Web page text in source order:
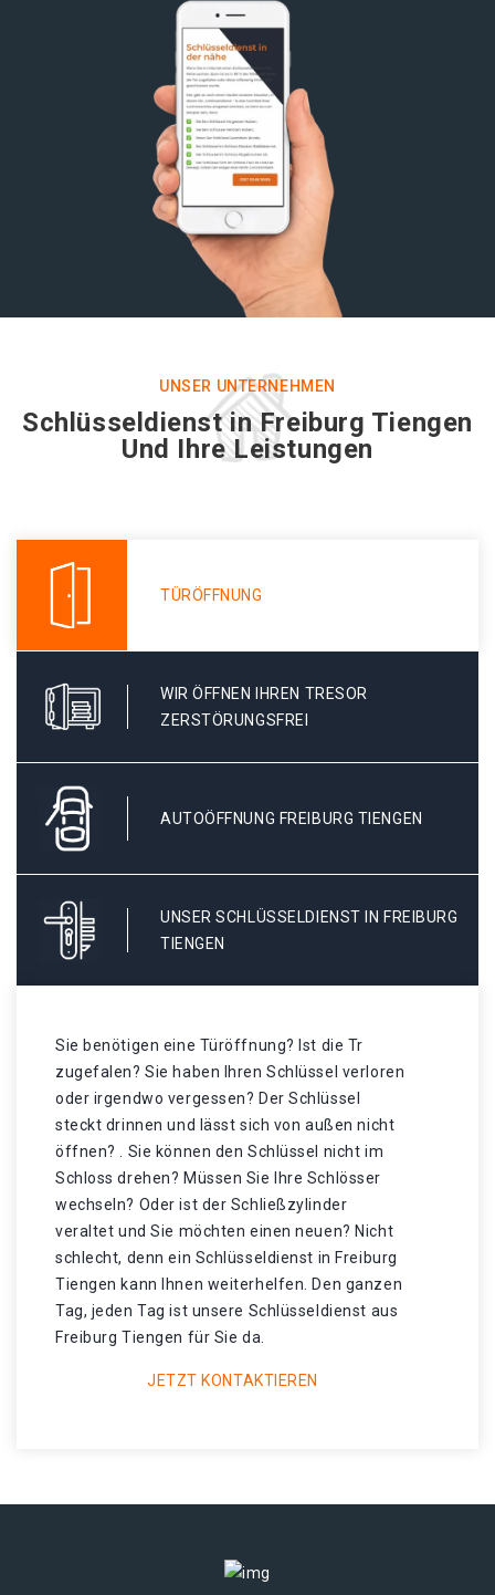
UNSER UNTERNEHMEN
Schlüsseldienst in Freiburg Tiengen
Und Ihre Leistungen
TÜRÖFFNUNG
WIR ÖFFNEN IHREN TRESOR
ZERSTÖRUNGSFREI
AUTOÖFFNUNG FREIBURG TIENGEN
UNSER SCHLÜSSELDIENST IN FREIBURG
TIENGEN
Sie benötigen eine Türöffnung? Ist die Tr
zugefalen? Sie haben Ihren Schlüssel verloren
oder irgendwo vergessen? Der Schlüssel
steckt drinnen und lässt sich von außen nicht
öffnen? . Sie können den Schlüssel nicht im
Schloss drehen? Müssen Sie Ihre Schlösser
wechseln? Oder ist der Schließzylinder
veraltet und Sie möchten einen neuen? Nicht
schlecht, denn ein Schlüsseldienst in Freiburg
Tiengen kann Ihnen weiterhelfen. Den ganzen
Tag, jeden Tag ist unsere Schlüsseldienst aus
Freiburg Tiengen für Sie da.
JETZT KONTAKTIEREN